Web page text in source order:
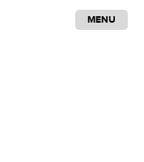
MENU